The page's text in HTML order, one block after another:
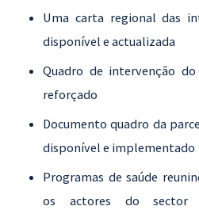
Uma carta regional das
disponível e actualizada
Quadro de intervenção
reforçado
Documento quadro da
disponível e implementado
Programas de saúde
os actores do sector